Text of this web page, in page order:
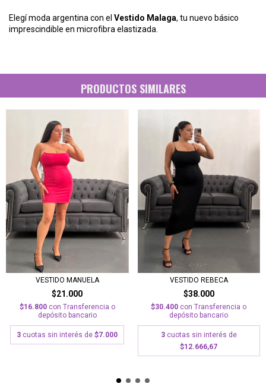
Elegí moda argentina con el Vestido Malaga, tu nuevo básico
imprescindible en microfibra elastizada.
PRODUCTOS SIMILARES
VESTIDO MANUELA
$21.000
$16.800 con Transferencia o
depósito bancario
3 cuotas sin interés de$7.000
VESTIDO REBECA
$38.000
$30.400 con Transferencia o
depósito bancario
3 cuotas sin interés de
$12.666,67